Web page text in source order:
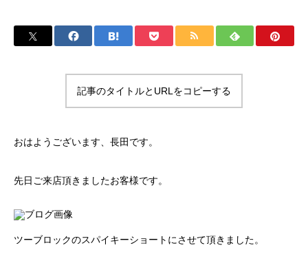
お問い合わせ
プライバシーポリシー
ブログ
記事のタイトルとURLをコピーする
おはようございます、長田です。
先日ご来店頂きましたお客様です。
ツーブロックのスパイキーショートにさせて頂きました。